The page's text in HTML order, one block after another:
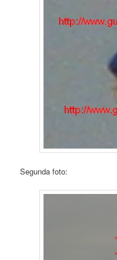
Segunda foto: